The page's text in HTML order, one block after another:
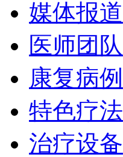
媒体报道
医师团队
康复病例
特色疗法
治疗设备